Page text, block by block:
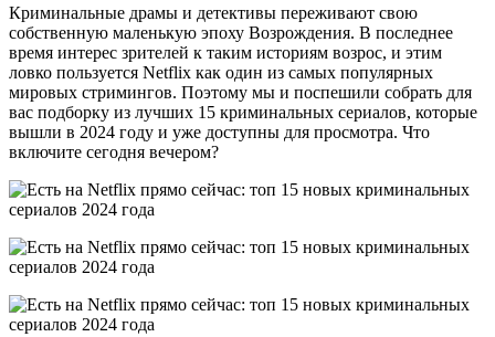
Криминальные драмы и детективы переживают свою
собственную маленькую эпоху Возрождения. В последнее
время интерес зрителей к таким историям возрос, и этим
ловко пользуется Netflix как один из самых популярных
мировых стримингов. Поэтому мы и поспешили собрать для
вас подборку из лучших 15 криминальных сериалов, которые
вышли в 2024 году и уже доступны для просмотра. Что
включите сегодня вечером?